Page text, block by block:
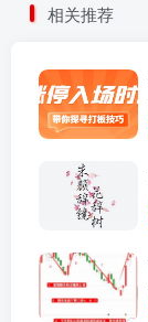
相关推荐